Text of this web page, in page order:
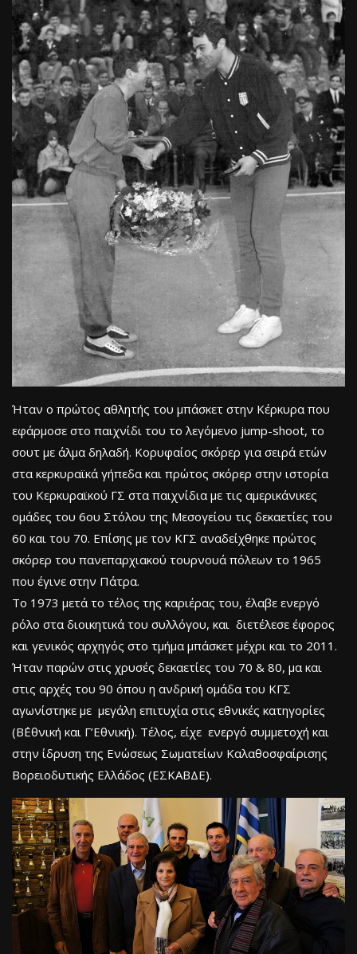
Ήταν ο πρώτος αθλητής του μπάσκετ στην Κέρκυρα που
εφάρμοσε στο παιχνίδι του το λεγόμενο jump-shoot, το
σουτ με άλμα δηλαδή. Κορυφαίος σκόρερ για σειρά ετών
στα κερκυραϊκά γήπεδα και πρώτος σκόρερ στην ιστορία
του Κερκυραϊκού ΓΣ στα παιχνίδια με τις αμερικάνικες
ομάδες του 6ου Στόλου της Μεσογείου τις δεκαετίες του
60 και του 70. Επίσης με τον ΚΓΣ αναδείχθηκε πρώτος
σκόρερ του πανεπαρχιακού τουρνουά πόλεων το 1965
που έγινε στην Πάτρα.
Το 1973 μετά το τέλος της καριέρας του, έλαβε ενεργό
ρόλο στα διοικητικά του συλλόγου, και διετέλεσε έφορος
και γενικός αρχηγός στο τμήμα μπάσκετ μέχρι και το 2011.
Ήταν παρών στις χρυσές δεκαετίες του 70 & 80, μα και
στις αρχές του 90 όπου η ανδρική ομάδα του ΚΓΣ
αγωνίστηκε με μεγάλη επιτυχία στις εθνικές κατηγορίες
(Β΄Εθνική και Γ’Εθνική). Τέλος, είχε ενεργό συμμετοχή και
στην ίδρυση της Ενώσεως Σωματείων Καλαθοσφαίρισης
Βορειοδυτικής Ελλάδος (ΕΣΚΑΒΔΕ).